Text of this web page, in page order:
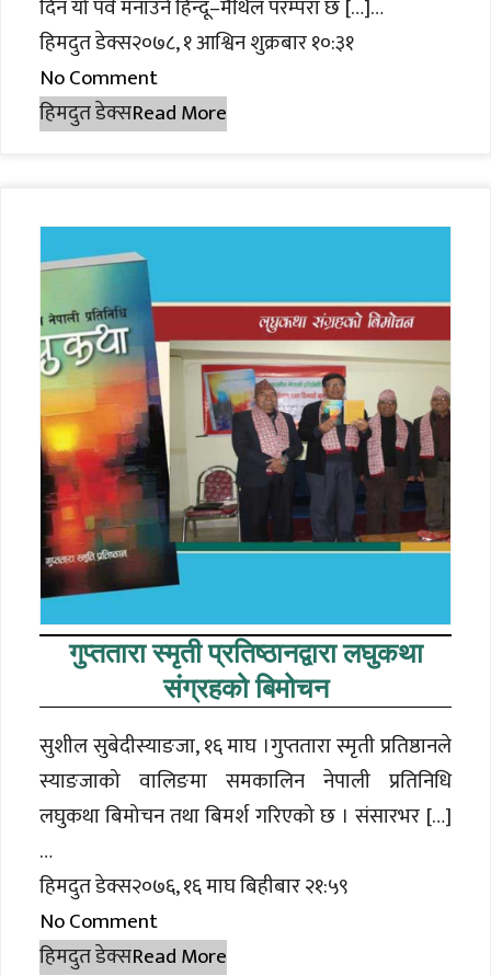
दिन यो पर्व मनाउने हिन्दू–मैथिल परम्परा छ […]…
हिमदुत डेक्स२०७८, १ आश्विन शुक्रबार १०:३१
No Comment
हिमदुत डेक्सRead More
गुप्ततारा स्मृती प्रतिष्ठानद्वारा लघुकथा
संग्रहको बिमोचन
सुशील सुबेदीस्याङजा, १६ माघ ।गुप्ततारा स्मृती प्रतिष्ठानले
स्याङजाको वालिङमा समकालिन नेपाली प्रतिनिधि
लघुकथा बिमोचन तथा बिमर्श गरिएको छ । संसारभर […]
…
हिमदुत डेक्स२०७६, १६ माघ बिहीबार २१:५९
No Comment
हिमदुत डेक्सRead More